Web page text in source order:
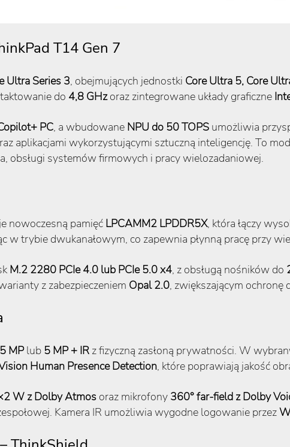
T14 Gen 7
Ultra Series 3, obejmujących jednostki Core Ultra 5, Core
do 4,8 GHzoraz zintegrowane układy graficzne
PC, a wbudowane NPU do 50 TOPS umożliwia
aplikacjami wykorzystującymi sztuczną inteligencję. To
obsługi systemów firmowych i pracy wielozadaniowej.
nowoczesną pamięć LPCAMM2 LPDDR5X, która łączy
w trybie dwukanałowym, co zapewnia płynną pracę przy
M.2 2280 PCIe 4.0 lub PCIe 5.0 x4, z obsługą nośników do
z zabezpieczeniem Opal 2.0, zwiększającym ochronę
5 MPlub 5 MP + IR z fizyczną zasłoną prywatności. W
Human Presence Detection, które poprawiają jakość
W z Dolby Atmos oraz mikrofony 360° far-field z Dolby
Kamera IR umożliwia wygodne logowanie przez